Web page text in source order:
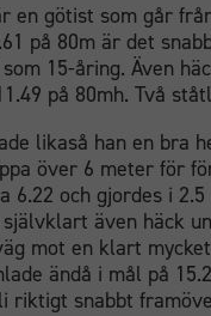
en götist som går
på 80m är det
15-åring. Även
på 80mh. Två
likaså han en bra
över 6 meter för
6.22 och gjordes i
även häck
mot en klart
ändå i mål på
riktigt snabbt